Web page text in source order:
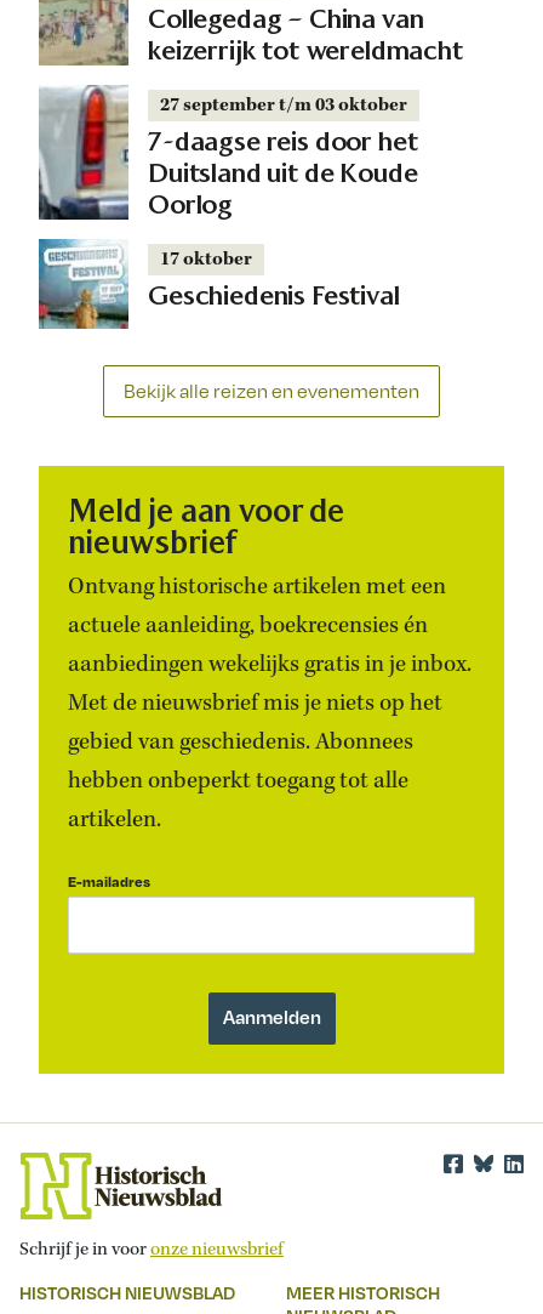
Collegedag – China van
keizerrijk tot wereldmacht
27 september t/m 03 oktober
7-daagse reis door het
Duitsland uit de Koude
Oorlog
17 oktober
Geschiedenis Festival
Bekijk alle reizen en evenementen
Meld je aan voor de
nieuwsbrief
Ontvang historische artikelen met een
actuele aanleiding, boekrecensies én
aanbiedingen wekelijks gratis in je inbox.
Met de nieuwsbrief mis je niets op het
gebied van geschiedenis. Abonnees
hebben onbeperkt toegang tot alle
artikelen.
E-mailadres
Schrijf je in vooronze nieuwsbrief
HISTORISCH NIEUWSBLAD
MEER HISTORISCH